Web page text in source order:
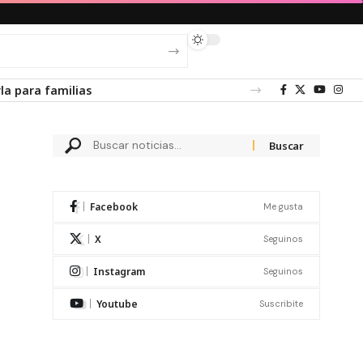
Facebook Me gusta
X Seguinos
Instagram Seguinos
Youtube Suscribite